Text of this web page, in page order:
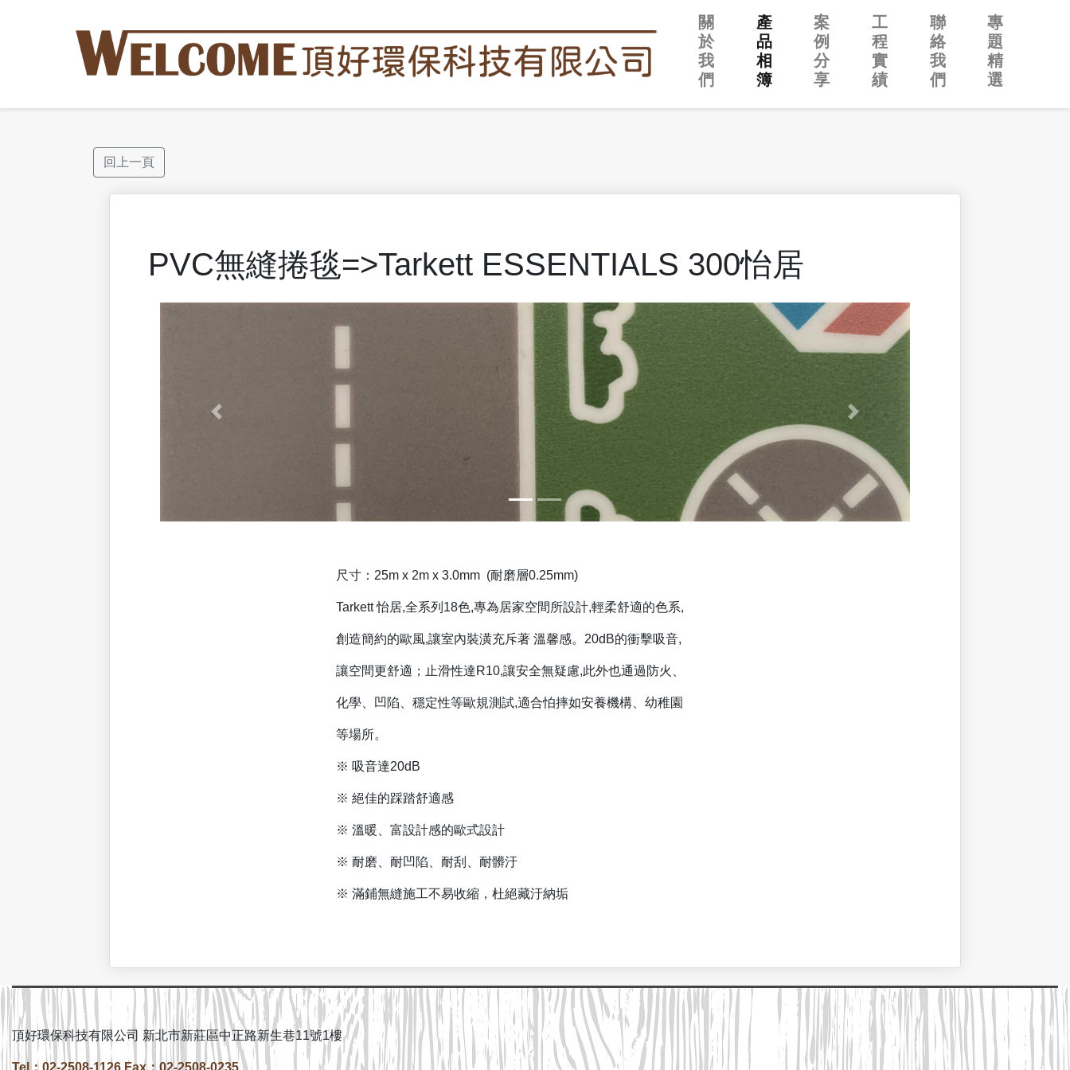
關
於
我
們
產
品
相
簿
案
例
分
享
工
程
實
績
聯
絡
我
們
專
題
精
選
回上一頁
PVC無縫捲毯=>Tarkett ESSENTIALS 300怡居
尺寸：25m x 2m x 3.0mm (耐磨層0.25mm)
Tarkett 怡居,全系列18色,專為居家空間所設計,輕柔舒適的色系,
創造簡約的歐風,讓室內裝潢充斥著 溫馨感。20dB的衝擊吸音,
讓空間更舒適；止滑性達R10,讓安全無疑慮,此外也通過防火、
化學、凹陷、穩定性等歐規測試,適合怕摔如安養機構、幼稚園
等場所。
※ 吸音達20dB
※ 絕佳的踩踏舒適感
※ 溫暖、富設計感的歐式設計
※ 耐磨、耐凹陷、耐刮、耐髒汙
※ 滿鋪無縫施工不易收縮，杜絕藏汙納垢
頂好環保科技有限公司 新北市新莊區中正路新生巷11號1樓
Tel：02-2508-1126 Fax：02-2508-0235